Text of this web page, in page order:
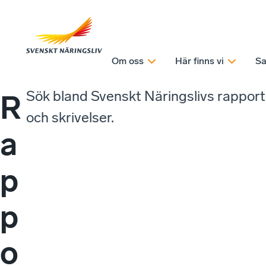
Om oss Här finns vi
R
a
p
p
o
Sök bland Svenskt Näringslivs
och skrivelser.